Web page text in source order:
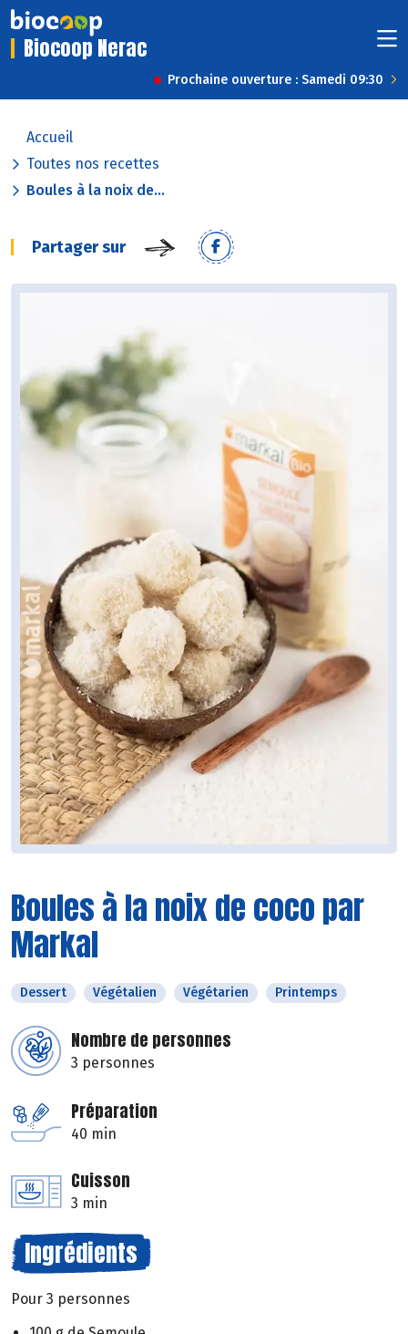
Biocoop Nerac
Prochaine ouverture : Samedi 09:30
Accueil
Toutes nos recettes
Boules à la noix de...
Partager sur
Boules à la noix de coco par
Markal
Dessert Végétalien Végétarien Printemps
Nombre de personnes
3 personnes
Préparation
40 min
Cuisson
3 min
Ingrédients
Pour 3 personnes